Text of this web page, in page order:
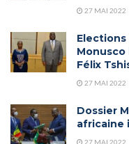
27 MAI 2022
Elections
Félix
27 MAI 2022
Dossier
africaine
27 MAI 2022